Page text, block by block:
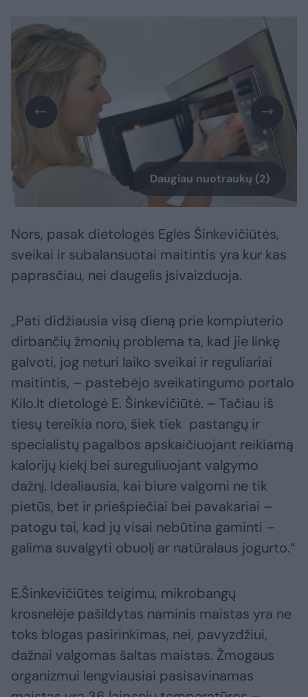
Daugiau nuotraukų (2)
Nors, pasak dietologės Eglės Šinkevičiūtės,
sveikai ir subalansuotai maitintis yra kur kas
paprasčiau, nei daugelis įsivaizduoja.
„Pati didžiausia visą dieną prie kompiuterio
dirbančių žmonių problema ta, kad jie linkę
galvoti, jog neturi laiko sveikai ir reguliariai
maitintis, – pastebėjo sveikatingumo portalo
Kilo.lt dietologė E. Šinkevičiūtė. – Tačiau iš
tiesų tereikia noro, šiek tiek pastangų ir
specialistų pagalbos apskaičiuojant reikiamą
kalorijų kiekį bei sureguliuojant valgymo
dažnį. Idealiausia, kai biure valgomi ne tik
pietūs, bet ir priešpiečiai bei pavakariai –
patogu tai, kad jų visai nebūtina gaminti –
galima suvalgyti obuolį ar natūralaus jogurto.“
E.Šinkevičiūtės teigimu, mikrobangų
krosnelėje pašildytas naminis maistas yra ne
toks blogas pasirinkimas, nei, pavyzdžiui,
dažnai valgomas šaltas maistas. Žmogaus
organizmui lengviausiai pasisavinamas